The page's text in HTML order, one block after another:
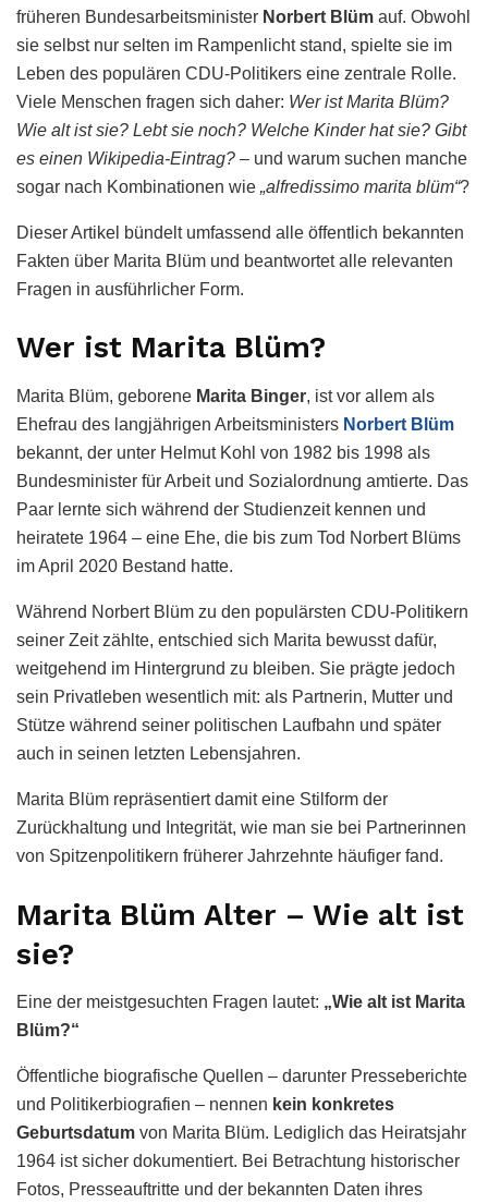
früheren Bundesarbeitsminister Norbert Blüm auf. Obwohl
sie selbst nur selten im Rampenlicht stand, spielte sie im
Leben des populären CDU-Politikers eine zentrale Rolle.
Viele Menschen fragen sich daher: Wer ist Marita Blüm?
Wie alt ist sie? Lebt sie noch? Welche Kinder hat sie? Gibt
es einen Wikipedia-Eintrag? – und warum suchen manche
sogar nach Kombinationen wie „alfredissimo marita blüm“?
Dieser Artikel bündelt umfassend alle öffentlich bekannten
Fakten über Marita Blüm und beantwortet alle relevanten
Fragen in ausführlicher Form.
Wer ist Marita Blüm?
Marita Blüm, geborene Marita Binger, ist vor allem als
Ehefrau des langjährigen Arbeitsministers Norbert Blüm
bekannt, der unter Helmut Kohl von 1982 bis 1998 als
Bundesminister für Arbeit und Sozialordnung amtierte. Das
Paar lernte sich während der Studienzeit kennen und
heiratete 1964 – eine Ehe, die bis zum Tod Norbert Blüms
im April 2020 Bestand hatte.
Während Norbert Blüm zu den populärsten CDU-Politikern
seiner Zeit zählte, entschied sich Marita bewusst dafür,
weitgehend im Hintergrund zu bleiben. Sie prägte jedoch
sein Privatleben wesentlich mit: als Partnerin, Mutter und
Stütze während seiner politischen Laufbahn und später
auch in seinen letzten Lebensjahren.
Marita Blüm repräsentiert damit eine Stilform der
Zurückhaltung und Integrität, wie man sie bei Partnerinnen
von Spitzenpolitikern früherer Jahrzehnte häufiger fand.
Marita Blüm Alter – Wie alt ist
sie?
Eine der meistgesuchten Fragen lautet: „Wie alt ist Marita
Blüm?“
Öffentliche biografische Quellen – darunter Presseberichte
und Politikerbiografien – nennen kein konkretes
Geburtsdatum von Marita Blüm. Lediglich das Heiratsjahr
1964 ist sicher dokumentiert. Bei Betrachtung historischer
Fotos, Presseauftritte und der bekannten Daten ihres